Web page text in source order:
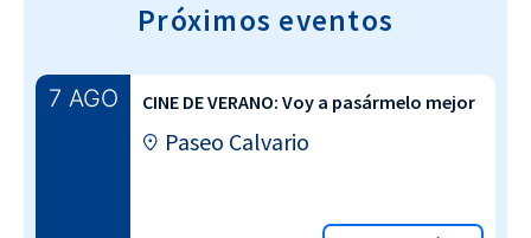
Próximos eventos
7 AGO CINE DE VERANO: Voy a pasármelo mejor
Paseo Calvario